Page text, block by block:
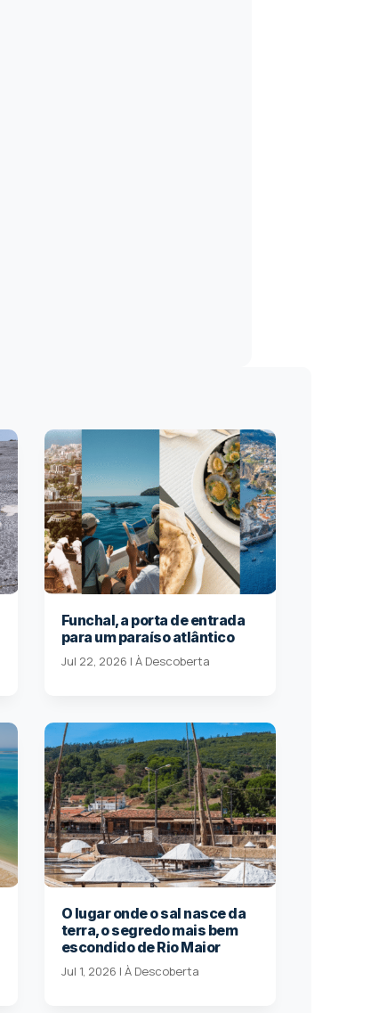
Funchal, a porta de entrada
para um paraíso atlântico
Jul 22, 2026 | À Descoberta
O lugar onde o sal nasce da
terra, o segredo mais bem
escondido de Rio Maior
Jul 1, 2026 | À Descoberta